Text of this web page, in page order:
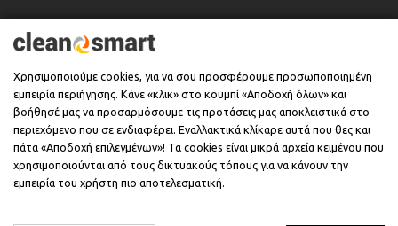
Επικοινωνία
Πληροφορίες
Υποστήριξη
Χρησιμοποιούμε cookies, για να σου προσφέρουμε προσωποποιημένη
εμπειρία περιήγησης. Κάνε «κλικ» στο κουμπί «Αποδοχή όλων» και
βοήθησέ μας να προσαρμόσουμε τις προτάσεις μας αποκλειστικά στο
περιεχόμενο που σε ενδιαφέρει. Εναλλακτικά κλίκαρε αυτά που θες και
πάτα «Αποδοχή επιλεγμένων»! Τα cookies είναι μικρά αρχεία κειμένου που
χρησιμοποιούνται από τους δικτυακούς τόπους για να κάνουν την
εμπειρία του χρήστη πιο αποτελεσματική.